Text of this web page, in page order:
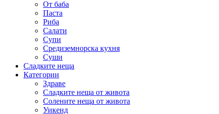
От баба
Паста
Риба
Салати
Супи
Средиземнорска кухня
Суши
Сладките неща
Категории
Здраве
Сладките неща от живота
Солените неща от живота
Уикенд